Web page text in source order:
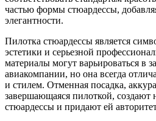
частью формы стюардессы,
элегантности.
Пилотка стюардессы является
эстетики и серьезной
материалы могут варьироваться в
авиакомпании, но она всегда
и стилем. Отменная посадка,
завершающаяся пилоткой, создают
стюардессы и придают ей